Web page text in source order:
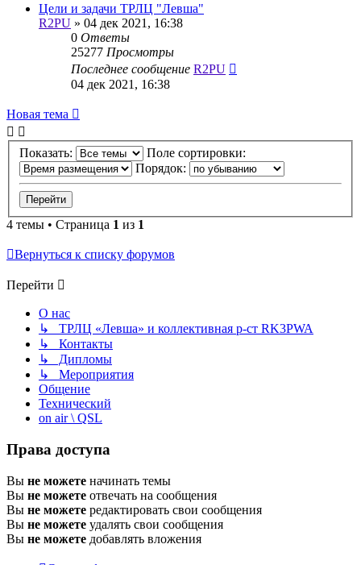
Цели и задачи ТРЛЦ "Левша"
R2PU » 04 дек 2021, 16:38
0 Ответы
25277 Просмотры
Последнее сообщение R2PU
04 дек 2021, 16:38
Новая тема
Показать:
Поле сортировки:
Порядок:
4 темы • Страница 1 из 1
Вернуться к списку форумов
Перейти
О нас
↳ ТРЛЦ «Левша» и коллективная р-ст RK3PWA
↳ Контакты
↳ Дипломы
↳ Мероприятия
Общение
Технический
on air \ QSL
Права доступа
Вы не можете начинать темы
Вы не можете отвечать на сообщения
Вы не можете редактировать свои сообщения
Вы не можете удалять свои сообщения
Вы не можете добавлять вложения